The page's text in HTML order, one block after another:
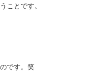
ことです。
です。笑